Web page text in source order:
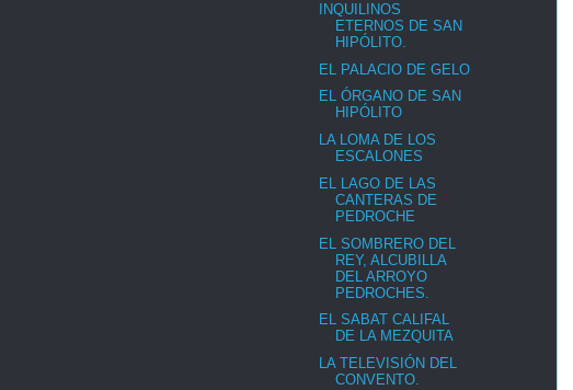
INQUILINOS
ETERNOS DE SAN
HIPÓLITO.
EL PALACIO DE GELO
EL ÓRGANO DE SAN
HIPÓLITO
LA LOMA DE LOS
ESCALONES
EL LAGO DE LAS
CANTERAS DE
PEDROCHE
EL SOMBRERO DEL
REY, ALCUBILLA
DEL ARROYO
PEDROCHES.
EL SABAT CALIFAL
DE LA MEZQUITA
LA TELEVISIÓN DEL
CONVENTO.